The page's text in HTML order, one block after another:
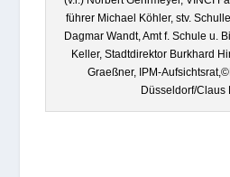
füh­rer Michael Köh­ler, stv.
Dag­mar Wandt, Amt f. Schule u.
Kel­ler, Stadt­di­rek­tor Burk­hard
Graeß­ner, IPM-
Düsseldorf/Claus